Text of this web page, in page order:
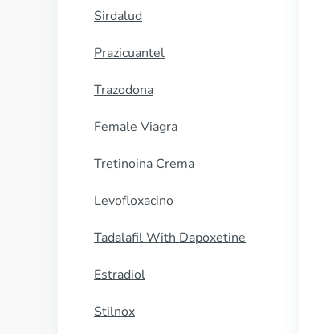
Sirdalud
Prazicuantel
Trazodona
Female Viagra
Tretinoina Crema
Levofloxacino
Tadalafil With Dapoxetine
Estradiol
Stilnox